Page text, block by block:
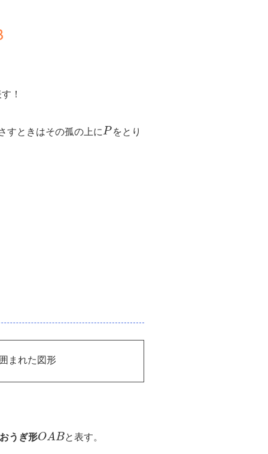
！
すときはその孤の上にP をとり
まれた図形
うぎ形OABと表す。